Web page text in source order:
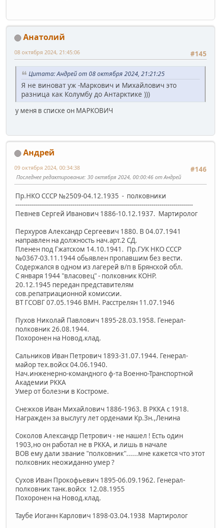
Анатолий
#145
08 октября 2024, 21:45:06
Цитата: Андрей от 08 октября 2024, 21:21:25
Я не виноват уж -Маркович и Михайлович это
разница как Колумбу до Антарктике )))
у меня в списке он МАРКОВИЧ
Андрей
#146
09 октября 2024, 00:34:38
Последнее редактирование: 30 октября 2024, 00:00:46 от Андрей
Пр.НКО СССР №2509-04.12.1935 - полковники
------------------------------------------------------------------------------------------
Певнев Сергей Иванович 1886-10.12.1937. Мартиролог
Перхуров Александр Сергеевич 1880. В 04.07.1941
направлен на должность нач.арт.2 СД.
Пленен под Гжатском 14.10.1941. Пр.ГУК НКО СССР
№0367-03.11.1944 обьявлен пропавшим без вести.
Содержался в одном из лагерей в/п в Брянской обл.
С января 1944 "власовец" - полковник КОНР.
20.12.1945 передан представителям
сов.репатриационной комиссии.
ВТ ГСОВГ 07.05.1946 ВМН. Расстрелян 11.07.1946
Пухов Николай Павлович 1895-28.03.1958. Генерал-
полковник 26.08.1944.
Похоронен на Новод.клад.
Сальников Иван Петрович 1893-31.07.1944. Генерал-
майор тех.войск 04.06.1940.
Нач.инженерно-командного ф-та Военно-Транспортной
Академии РККА
Умер от болезни в Костроме.
Снежков Иван Михайлович 1886-1963. В РККА с 1918.
Награжден за выслугу лет орденами Кр.Зн.,Ленина
Соколов Александр Петрович - не нашел ! Есть один
1903,но он работал не в РККА, и лишь в начале
ВОВ ему дали звание "полковник"......мне кажется что этот
полковник неожиданно умер ?
Сухов Иван Прокофьевич 1895-06.09.1962. Генерал-
полковник танк.войск 12.08.1955
Похоронен на Новод.клад.
Таубе Иоганн Карлович 1898-03.04.1938 Мартиролог